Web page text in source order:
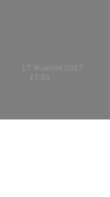
17 Жовтня 2017
17:01